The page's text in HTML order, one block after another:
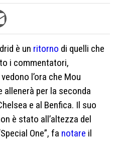
è un ritorno di quelli che
i commentatori,
l’ora che Mou
allenerà per la seconda
e al Benfica. Il suo
è stato all’altezza del
One”, fa notare il